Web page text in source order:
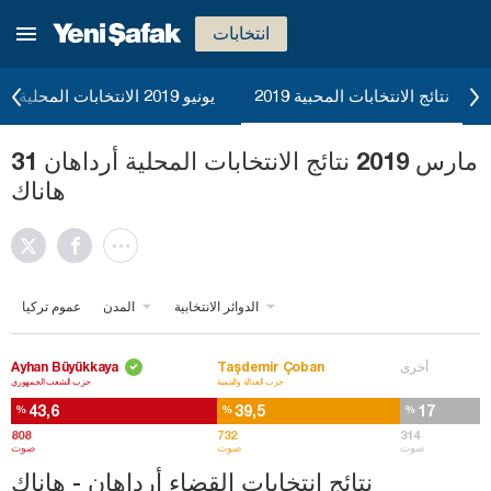
انتخابات
يونيو 2019 الانتخابات المحلية نتائج الانتخابات المحبية 2019
31 مارس 2019 نتائج الانتخابات المحلية أرداهان
هاناك
عموم تركيا المدن الدوائر الانتخابية
Ayhan Büyükkaya
حزب الشعب الجمهوري
% 43,6
808
صوت
Taşdemir Çoban
حزب العدالة والتنمية
%39,5
732
صوت
أخرى
% 17
314
صوت
نتائج انتخابات القضاء أرداهان - هاناك